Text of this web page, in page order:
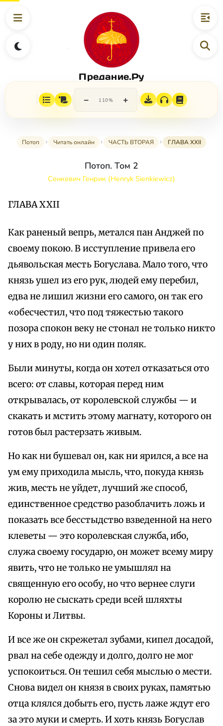
Предание.Ру
− 110% +
Потоп Читать онлайн ЧАСТЬ ВТОРАЯ ГЛАВА XXII
Потоп. Том 2
Сенкевич Генрик (Henryk Sienkiewicz)
ГЛАВА XXII
Как раненый вепрь, метался пан Анджей по
своему покою. В исступление привела его
дьявольская месть Богуслава. Мало того, что
князь ушел из его рук, людей ему перебил,
едва не лишил жизни его самого, он так его
«обесчестил, что под тяжестью такого
позора спокон веку не стонал не только никто
у них в роду, но ни один поляк.
Были минуты, когда он хотел отказаться ото
всего: от славы, которая перед ним
открывалась, от королевской службы — и
скакать и мстить этому магнату, которого он
готов был растерзать живым.
Но как ни бушевал он, как ни ярился, а все на
ум ему приходила мысль, что, покуда князь
жив, месть не уйдет, лучший же способ,
единственное средство разоблачить ложь и
показать все бесстыдство взведенной на него
клеветы — это королевская служба, ибо,
служа своему государю, он может всему миру
явить, что не только не умышлял на
священную его особу, но что вернее слуги
королю не сыскать среди всей шляхты
Короны и Литвы.
И все же он скрежетал зубами, кипел досадой,
рвал на себе одежду и долго, долго не мог
успокоиться. Он тешил себя мыслью о мести.
Снова видел он князя в своих руках, памятью
отца клялся добыть его, пусть лаже ждут его
за это муки и смерть. И хоть князь Богуслав